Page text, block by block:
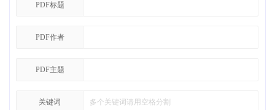
PDF标题
PDF作者
PDF主题
关键词